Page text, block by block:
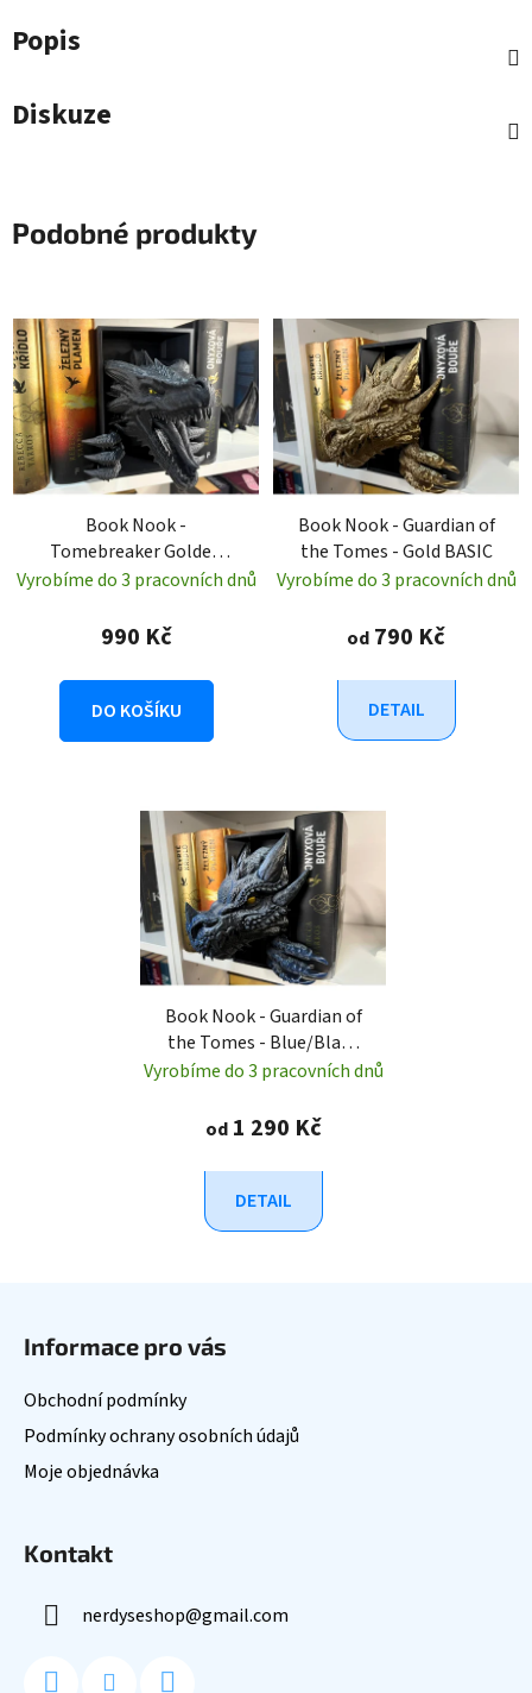
Popis
Diskuze
Podobné produkty
Book Nook -
Tomebreaker Golden
Eyes - Galaxy Black
Vyrobíme do 3 pracovních dnů
990 Kč
DO KOŠÍKU
Book Nook - Guardian of
the Tomes - Gold BASIC
Vyrobíme do 3 pracovních dnů
od 790 Kč
DETAIL
Book Nook - Guardian of
the Tomes - Blue/Black
PREMIUM
Vyrobíme do 3 pracovních dnů
od1 290 Kč
DETAIL
Informace pro vás
Obchodní podmínky
Podmínky ochrany osobních údajů
Moje objednávka
Kontakt
nerdyseshop@gmail.com